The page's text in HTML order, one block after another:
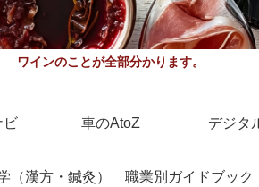
ワインのことが全部分かります。
ビ 車のAtoZ デジタ
（漢方・鍼灸） 職業別ガイドブック